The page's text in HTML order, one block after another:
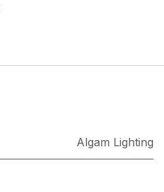
Algam Lighting